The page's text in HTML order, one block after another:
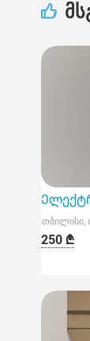
თბილისი,
250 ₾